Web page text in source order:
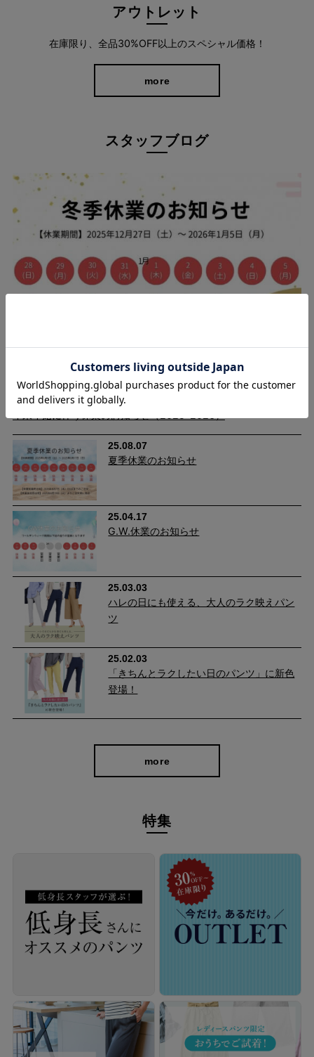
立ち姿を美しく見せる3Dストレート。ショップチャンネルでもご
紹介された安心の実績と、毎日頼れる機能性を両立しました。
長く愛される理由は“美しさと心地よさ”
膝位置を高めに設計し脚長効果をプラス。肌ざわりなめらかな美
起毛素材で、TV通販でも高評価をいただいた人気アイテムです。
アウトレット
在庫限り、全品30%OFF以上のスペシャル価格！
more
スタッフブログ
25.12.09
25.08.07
夏季休業のお知らせ
25.04.17
G.W.休業のお知らせ
25.03.03
ハレの日にも使える、大人のラク映えパン
ツ
25.02.03
「きちんとラクしたい日のパンツ」に新色
登場！
more
特集